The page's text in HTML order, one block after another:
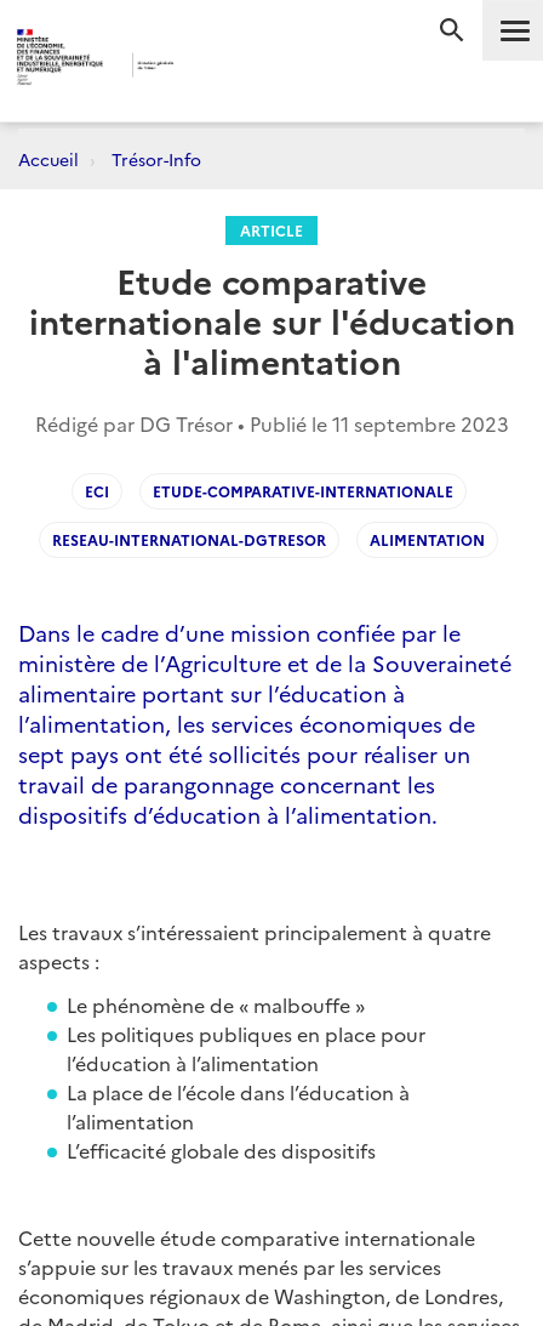
Accueil Trésor-Info
ARTICLE
Etude comparative
internationale sur l'éducation
à l'alimentation
Rédigé par DG Trésor • Publié le11 septembre 2023
ECI ETUDE-COMPARATIVE-INTERNATIONALE
RESEAU-INTERNATIONAL-DGTRESOR ALIMENTATION
Dans le cadre d’une mission confiée par le
ministère de l’Agriculture et de la Souveraineté
alimentaire portant sur l’éducation à
l’alimentation, les services économiques de
sept pays ont été sollicités pour réaliser un
travail de parangonnage concernant les
dispositifs d’éducation à l’alimentation.
Les travaux s’intéressaient principalement à quatre
aspects :
Le phénomène de « malbouffe »
Les politiques publiques en place pour
l’éducation à l’alimentation
La place de l’école dans l’éducation à
l’alimentation
L’efficacité globale des dispositifs
Cette nouvelle étude comparative internationale
s’appuie sur les travaux menés par les services
économiques régionaux de Washington, de Londres,